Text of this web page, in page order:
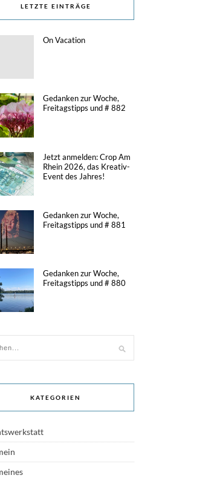
LETZTE EINTRÄGE
On Vacation
Gedanken zur Woche,
Freitagstipps und # 882
Jetzt anmelden: Crop Am
Rhein 2026, das Kreativ-
Event des Jahres!
Gedanken zur Woche,
Freitagstipps und # 881
Gedanken zur Woche,
Freitagstipps und # 880
KATEGORIEN